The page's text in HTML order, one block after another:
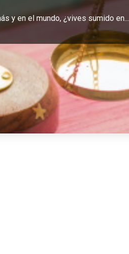
y en el mundo, ¿vives sumido en...